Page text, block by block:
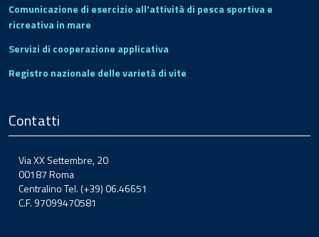
Comunicazione di esercizio all'attività di pesca sportiva e
ricreativa in mare
Servizi di cooperazione applicativa
Registro nazionale delle varietà di vite
Contatti
Via XX Settembre, 20
00187 Roma
Centralino Tel. (+39) 06.46651
C.F. 97099470581